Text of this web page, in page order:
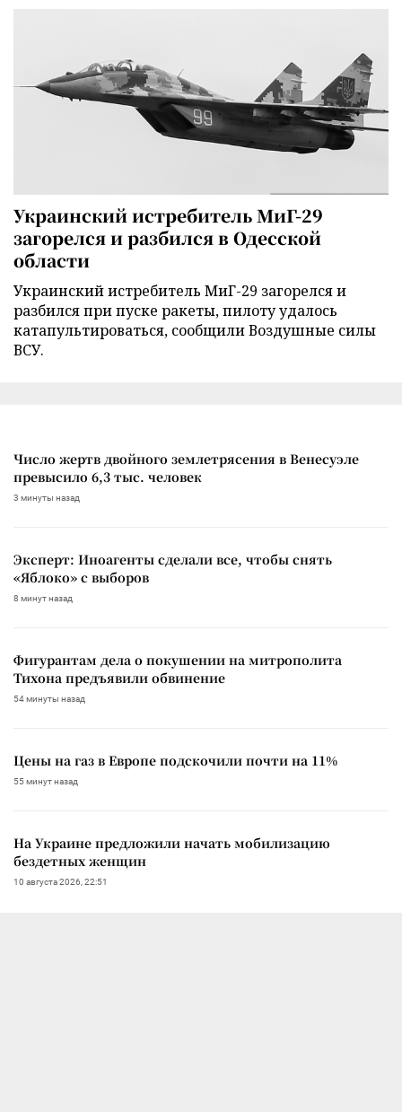
Украинский истребитель МиГ-29
загорелся и разбился в Одесской
области
Украинский истребитель МиГ-29 загорелся и
разбился при пуске ракеты, пилоту удалось
катапультироваться, сообщили Воздушные силы
ВСУ.
Число жертв двойного землетрясения в Венесуэле
превысило 6,3 тыс. человек
3 минуты назад
Эксперт: Иноагенты сделали все, чтобы снять
«Яблоко» с выборов
8 минут назад
Фигурантам дела о покушении на митрополита
Тихона предъявили обвинение
54 минуты назад
Цены на газ в Европе подскочили почти на 11%
55 минут назад
На Украине предложили начать мобилизацию
бездетных женщин
10 августа 2026, 22:51